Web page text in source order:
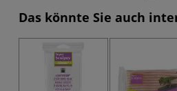
Das könnte Sie auch